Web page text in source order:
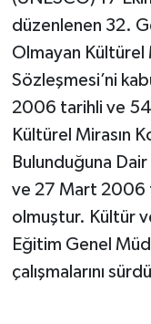
düzenlenen 32.
Olmayan Kültürel
Sözleşmesi’ni
2006 tarihli ve
Kültürel Mirasın
Bulunduğuna
ve 27 Mart 2006
olmuştur. Kültür
Eğitim Genel
çalışmalarını